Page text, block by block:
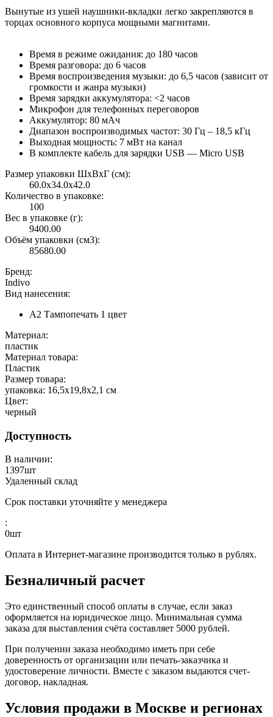
Вынутые из ушей наушники-вкладки легко закрепляются в
торцах основного корпуса мощными магнитами.
Время в режиме ожидания: до 180 часов
Время разговора: до 6 часов
Время воспроизведения музыки: до 6,5 часов (зависит от
громкости и жанра музыки)
Время зарядки аккумулятора: <2 часов
Микрофон для телефонных переговоров
Аккумулятор: 80 мАч
Диапазон воспроизводимых частот: 30 Гц – 18,5 кГц
Выходная мощность: 7 мВт на канал
В комплекте кабель для зарядки USB — Micro USB
Размер упаковки ШxВxГ (см):
60.0x34.0x42.0
Количество в упаковке:
100
Вес в упаковке (г):
9400.00
Объём упаковки (см3):
85680.00
Бренд:
Indivo
Вид нанесения:
A2 Тампопечать 1 цвет
Материал:
пластик
Материал товара:
Пластик
Размер товара:
упаковка: 16,5х19,8х2,1 см
Цвет:
черный
Доступность
В наличии:
1397шт
Удаленный склад
Срок поставки уточняйте у менеджера
:
0шт
Оплата в Интернет-магазине производится только в рублях.
Безналичный расчет
Это единственный способ оплаты в случае, если заказ
оформляется на юридическое лицо. Минимальная сумма
заказа для выставления счёта составляет 5000 рублей.
При получении заказа необходимо иметь при себе
доверенность от организации или печать-заказчика и
удостоверение личности. Вместе с заказом выдаются счет-
договор, накладная.
Условия продажи в Москве и регионах